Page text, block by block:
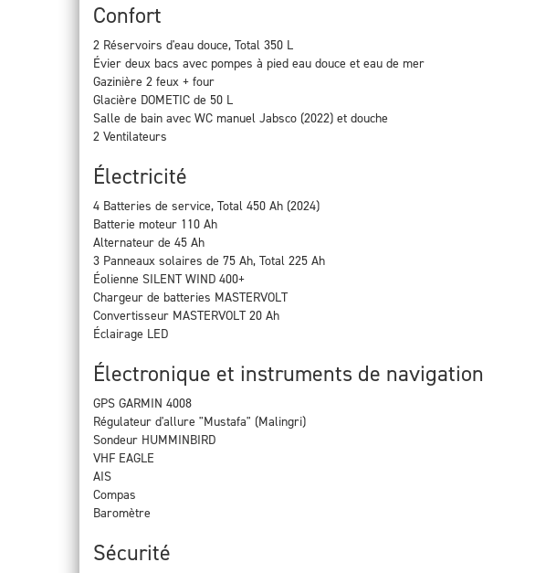
Confort
2 Réservoirs d'eau douce, Total 350 L
Évier deux bacs avec pompes à pied eau douce et eau de mer
Gazinière 2 feux + four
Glacière DOMETIC de 50 L
Salle de bain avec WC manuel Jabsco (2022) et douche
2 Ventilateurs
Électricité
4 Batteries de service, Total 450 Ah (2024)
Batterie moteur 110 Ah
Alternateur de 45 Ah
3 Panneaux solaires de 75 Ah, Total 225 Ah
Éolienne SILENT WIND 400+
Chargeur de batteries MASTERVOLT
Convertisseur MASTERVOLT 20 Ah
Éclairage LED
Électronique et instruments de navigation
GPS GARMIN 4008
Régulateur d'allure "Mustafa" (Malingri)
Sondeur HUMMINBIRD
VHF EAGLE
AIS
Compas
Baromètre
Sécurité